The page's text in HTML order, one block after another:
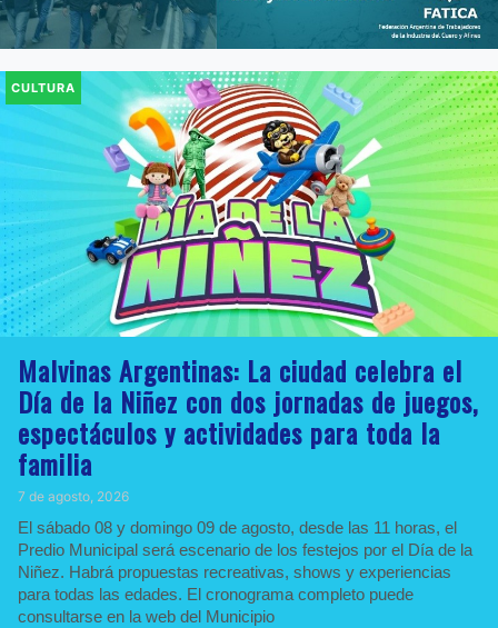
CULTURA
Malvinas Argentinas: La ciudad celebra el
Día de la Niñez con dos jornadas de juegos,
espectáculos y actividades para toda la
familia
7 de agosto, 2026
El sábado 08 y domingo 09 de agosto, desde las 11 horas, el
Predio Municipal será escenario de los festejos por el Día de la
Niñez. Habrá propuestas recreativas, shows y experiencias
para todas las edades. El cronograma completo puede
consultarse en la web del Municipio